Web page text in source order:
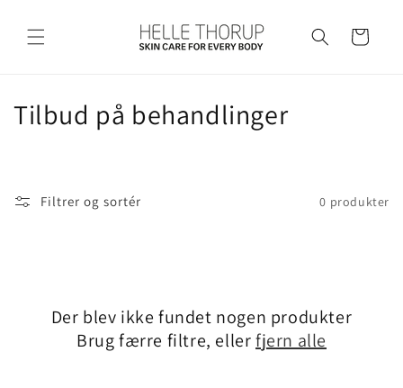
indhold
Indkøbskurv
K
Tilbud på behandlinger
Filtrer og sortér 0 produkter
Der blev ikke fundet nogen produkter
Brug færre filtre, ellerfjern alle